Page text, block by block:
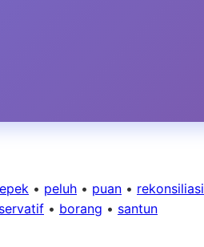
• peluh • puan • rekonsiliasi
• borang • santun